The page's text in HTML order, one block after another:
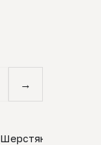
→
Шерстяной свитер